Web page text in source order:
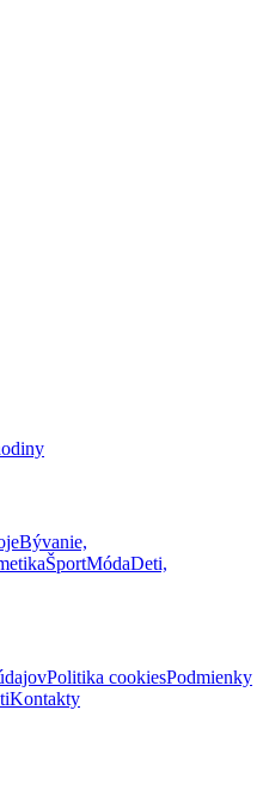
Bývanie,
ŠportMódaDeti,
Politika cookiesPodmienky
Kontakty